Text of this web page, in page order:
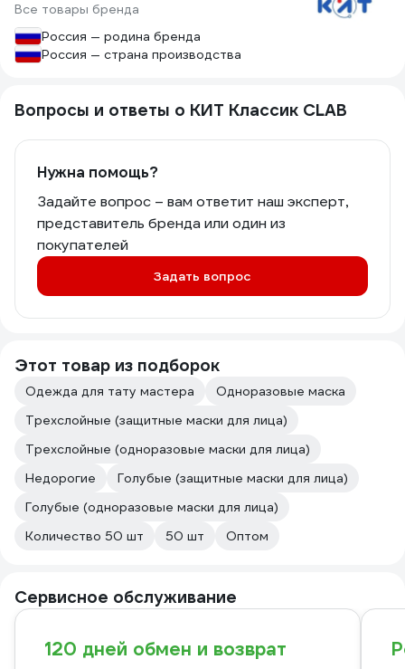
Все товары бренда
Россия — родина бренда
Россия — страна производства
Вопросы и ответы о КИТ Классик CLAB
Нужна помощь?
Задайте вопрос – вам ответит наш эксперт,
представитель бренда или один из
покупателей
Задать вопрос
Этот товар из подборок
Одежда для тату мастера
Одноразовые маска
Трехслойные (защитные маски для лица)
Трехслойные (одноразовые маски для лица)
Недорогие
Голубые (защитные маски для лица)
Голубые (одноразовые маски для лица)
Количество 50 шт
50 шт Оптом
Сервисное обслуживание
120 дней обмен и возврат